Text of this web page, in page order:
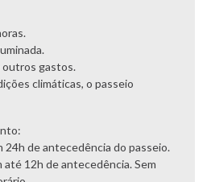
gastos.
climáticas, o passeio
24h de antecedência do passeio.
até 12h de antecedência. Sem